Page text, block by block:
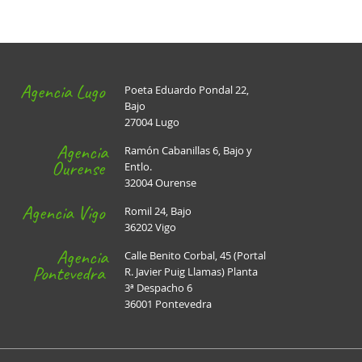
Agencia Lugo
Poeta Eduardo Pondal 22,
Bajo
27004 Lugo
Agencia
Ourense
Ramón Cabanillas 6, Bajo y
Entlo.
32004 Ourense
Agencia Vigo
Romil 24, Bajo
36202 Vigo
Agencia
Pontevedra
Calle Benito Corbal, 45 (Portal
R. Javier Puig Llamas) Planta
3ª Despacho 6
36001 Pontevedra